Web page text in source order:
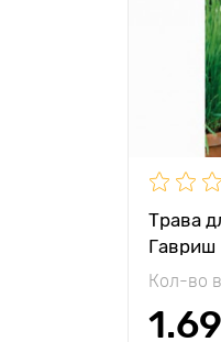
Трава
Гавриш
Кол-во
1.69
Высота